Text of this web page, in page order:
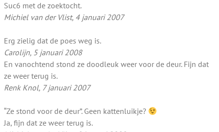
Suc6 met de zoektocht.
Michiel van der Vlist, 4 januari 2007
Erg zielig dat de poes weg is.
Carolijn, 5 januari 2008
En vanochtend stond ze doodleuk weer voor de deur. Fijn dat
ze weer terug is.
Renk Knol, 7 januari 2007
“Ze stond voor de deur”. Geen kattenluikje?
Ja, fijn dat ze weer terug is.